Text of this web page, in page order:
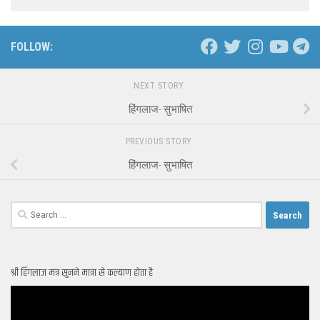
FOLLOW:
NEXT STORY
हिंगलाज- सुभाषित
PREVIOUS STORY
हिंगलाज- सुभाषित
Search
for:
श्री हिंगलाज मंत्र सुनने मात्रा से कल्याण होता है